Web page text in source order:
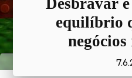
Desbravar
equilíbrio